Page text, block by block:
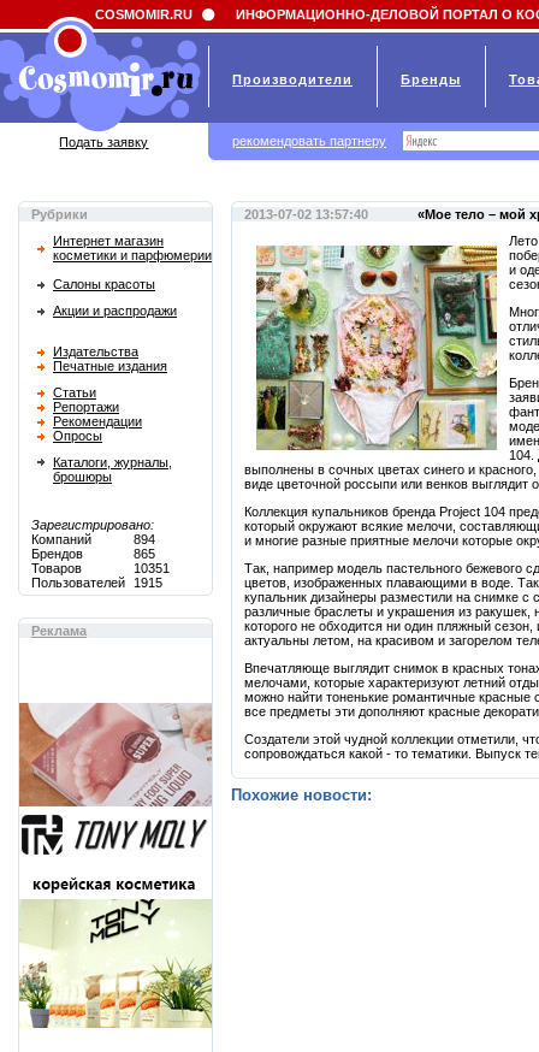
Field 'news_title' doesn't have a default value
Рубрики
Интернет магазин
косметики и парфюмерии
Салоны красоты
Акции и распродажи
Издательства
Печатные издания
Статьи
Репортажи
Рекомендации
Опросы
Каталоги, журналы,
брошюры
Зарегистрировано:
Компаний
894
Брендов
865
Товаров
10351
Пользователей
1915
Реклама
2013-07-02 13:57:40
«Мое тело – мой
и
104.
выполнены в сочных цветах синего и
виде цветочной россыпи или венков выглядит
Коллекция купальников бренда Project 104
который окружают всякие мелочи,
и многие разные приятные мелочи которые
Так, например модель пастельного бежевого
цветов, изображенных плавающими в воде.
купальник дизайнеры разместили на снимке
различные браслеты и украшения из
которого не обходится ни один пляжный
актуальны летом, на красивом и загорелом
Впечатляюще выглядит снимок в красных
мелочами, которые характеризуют летний
можно найти тоненькие романтичные красные
все предметы эти дополняют красные
Создатели этой чудной коллекции отметили,
сопровождаться какой - то тематики. Выпуск
Похожие новости:
COSMOMIR.RU ИНФОРМАЦИОННО-ДЕЛОВОЙ ПОРТАЛ О
Производители Бренды
Подать заявку рекомендовать партнеру